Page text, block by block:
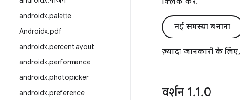
androidx.palette
Androidx.pdf
androidx.percentlayout
androidx.performance
androidx.photopicker
androidx.preference
क्लिक करें.
नई समस्या बनाना
ज़्यादा जानकारी के लिए,
वर्शन 1.1.0